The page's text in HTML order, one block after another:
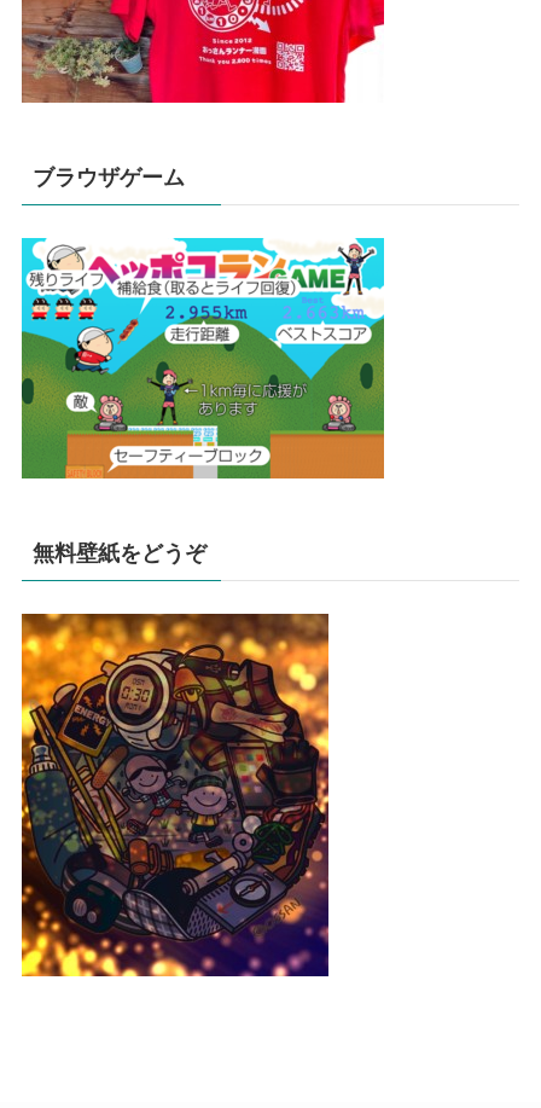
ブラウザゲーム
無料壁紙をどうぞ